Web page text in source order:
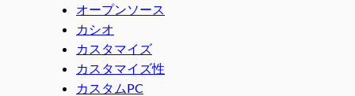
オープンソース
カシオ
カスタマイズ
カスタマイズ性
カスタムPC